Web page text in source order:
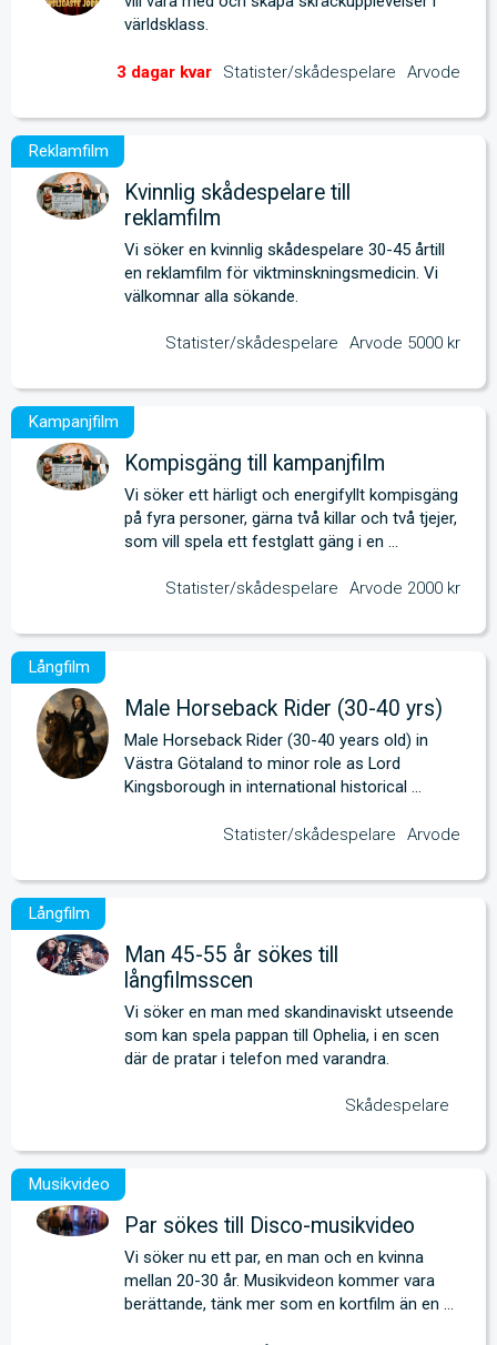
Statister/skådespelare Arvode
Kvinnlig skådespelare till
reklamfilm
Vi söker en kvinnlig skådespelare 30-45 årtill
en reklamfilm för viktminskningsmedicin. Vi
välkomnar alla sökande.
Statister/skådespelare Arvode 5000 kr
Kompisgäng till kampanjfilm
Vi söker ett härligt och energifyllt kompisgäng
på fyra personer, gärna två killar och två tjejer,
som vill spela ett festglatt gäng i en
Statister/skådespelare
Arvode 2000 kr
Male Horseback Rider (30-40 yrs)
Male Horseback Rider (30-40 years old) in
Västra Götaland to minor role as Lord
Kingsborough in international historical
Statister/skådespelare
Arvode
Man 45-55 år sökes till
långfilmsscen
Vi söker en man med skandinaviskt utseende
som kan spela pappan till Ophelia, i en scen
där de pratar i telefon med varandra.
Skådespelare
Par sökes till Disco-musikvideo
Vi söker nu ett par, en man och en kvinna
mellan 20-30 år. Musikvideon kommer vara
berättande, tänk mer som en kortfilm än en